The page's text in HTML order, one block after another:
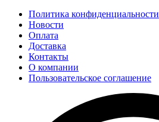
Политика конфиденциальности
Новости
Оплата
Доставка
Контакты
О компании
Пользовательское соглашение